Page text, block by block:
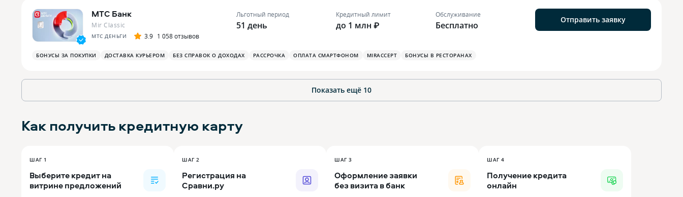
МТС Банк
Mir Classic
МТС ДЕНЬГИ 3.9 1 058 отзывов
Льготный период
51 день
Кредитный лимит
до 1 млн ₽
Обслуживание
Бесплатно
Отправить заявку
БОНУСЫ ЗА ПОКУПКИ ДОСТАВКА КУРЬЕРОМ БЕЗ СПРАВОК О ДОХОДАХ РАССРОЧКА ОПЛАТА СМАРТФОНОМ MIRACCEPT БОНУСЫ В РЕСТОРАНАХ
Показать ещё 10
Как получить кредитную карту
ШАГ 1
Выберите кредит на
витрине предложений
ШАГ 2
Регистрация на
Сравни.ру
ШАГ 3
Оформление заявки
без визита в банк
ШАГ 4
Получение кредита
онлайн